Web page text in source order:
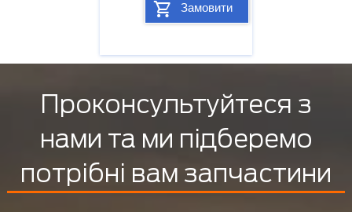
Замовити
Проконсультуйтеся з
нами та ми підберемо
потрібні вам запчастини